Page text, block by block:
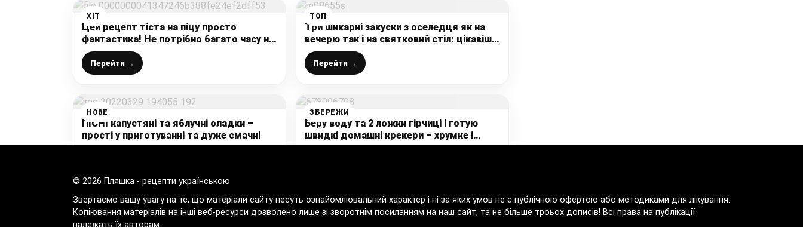
ХІТ
Цей рецепт тіста на піцу просто
фантастика! Не потрібно багато часу на
ферментацію!
Перейти →
ТОП
Три шикарні закуски з оселедця як на
вечерю так і на святковий стіл: цікавіше,
ніж оселедець під шубою
Перейти →
НОВЕ
ПІСНІ капустяні та яблучні оладки –
прості у приготуванні та дуже смачні
ЗБЕРЕЖИ
Беру воду та 2 ложки гірчиці і готую
швидкі домашні крекери – хрумке і
дуже смачне печиво Без цукру і яєць!
© 2026 Пляшка - рецепти українською
Звертаємо вашу увагу на те, що матеріали сайту несуть ознайомлювальний характер і ні за яких умов не є публічною офертою або методиками для лікування.
Копіювання матеріалів на інші веб-ресурси дозволено лише зі зворотнім посиланням на наш сайт, та не більше троьох дописів! Всі права на публікації